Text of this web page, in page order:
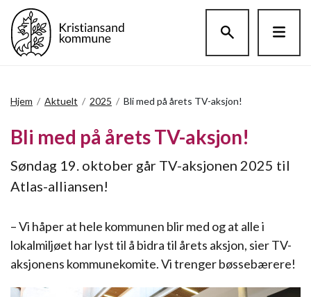
Hjem / Aktuelt / 2025 / Bli med på årets TV-aksjon!
Bli med på årets TV-aksjon!
Søndag 19. oktober går TV-aksjonen 2025 til
Atlas-alliansen!
– Vi håper at hele kommunen blir med og at alle i
lokalmiljøet har lyst til å bidra til årets aksjon, sier TV-
aksjonens kommunekomite. Vi trenger bøssebærere!